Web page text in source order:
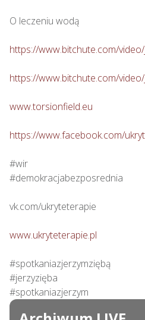
O leczeniu wodą
https://www.bitchute.com/video/
https://www.bitchute.com/video/
www.torsionfield.eu
https://www.facebook.com/
#wir
#demokracjabezposrednia
vk.com/ukryteterapie
www.ukryteterapie.pl
#spotkaniazjerzymziębą
#jerzyzięba
#spotkaniazjerzym